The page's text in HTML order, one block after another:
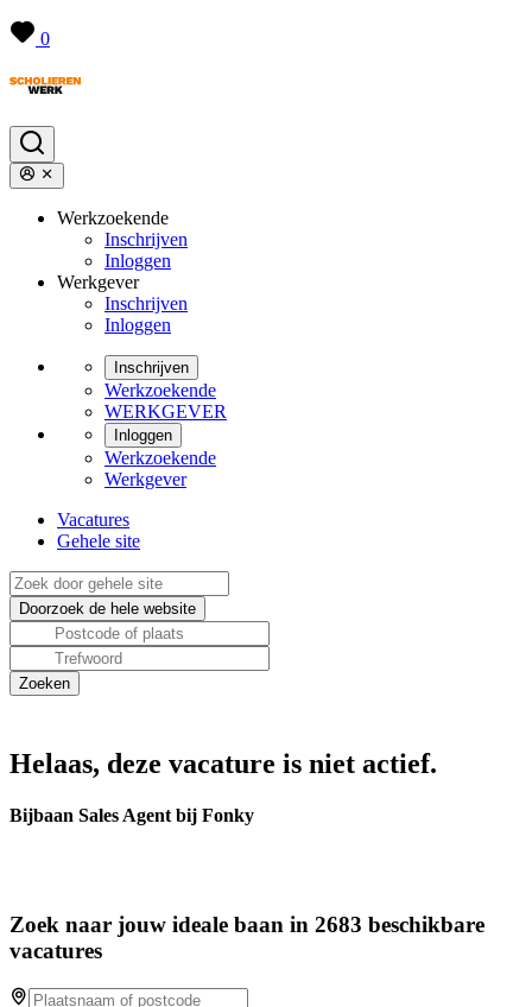
0
Werkzoekende
Inschrijven
Inloggen
Werkgever
Inschrijven
Inloggen
Inschrijven
Werkzoekende
WERKGEVER
Inloggen
Werkzoekende
Werkgever
Vacatures
Gehele site
Helaas, deze vacature is niet actief.
Bijbaan Sales Agent bij Fonky
Zoek naar jouw ideale baan in 2683 beschikbare
vacatures